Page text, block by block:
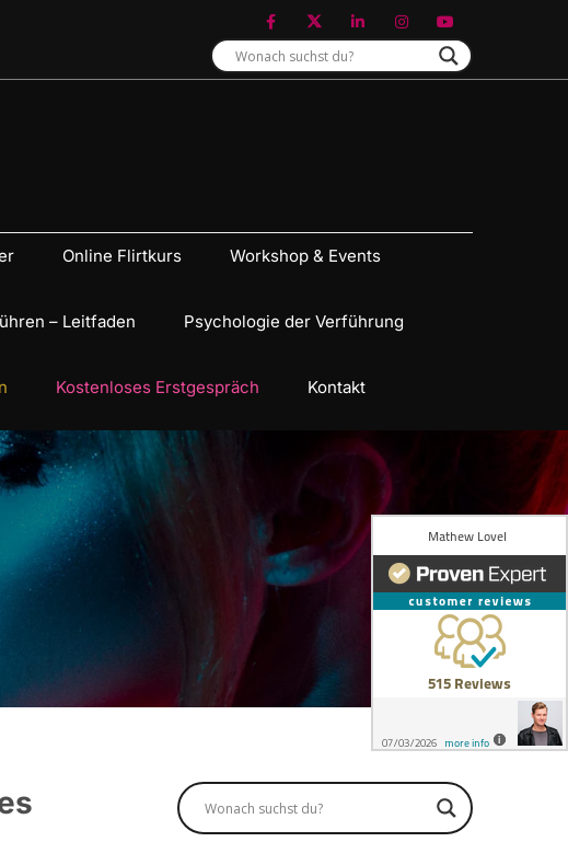
Online Flirtkurs Workshop & Events
– Leitfaden Psychologie der Verführung
Kostenloses Erstgespräch Kontakt